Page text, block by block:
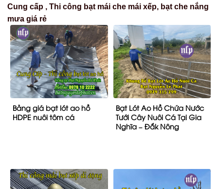
Cung cấp , Thi công bạt mái che mái xếp, bạt che nắng
mưa giá rẻ
Bảng giá bạt lót ao hồ
HDPE nuôi tôm cá
Bạt Lót Ao Hồ Chứa Nước
Tưới Cây Nuôi Cá Tại Gia
Nghĩa – Đắk Nông